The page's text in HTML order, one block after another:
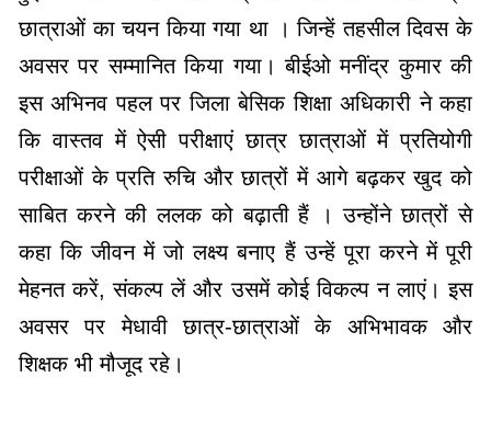
छात्राओं का चयन किया गया था । जिन्हें तहसील दिवस के
अवसर पर सम्मानित किया गया। बीईओ मनींद्र कुमार की
इस अभिनव पहल पर जिला बेसिक शिक्षा अधिकारी ने कहा
कि वास्तव में ऐसी परीक्षाएं छात्र छात्राओं में प्रतियोगी
परीक्षाओं के प्रति रुचि और छात्रों में आगे बढ़कर खुद को
साबित करने की ललक को बढ़ाती हैं । उन्होंने छात्रों से
कहा कि जीवन में जो लक्ष्य बनाए हैं उन्हें पूरा करने में पूरी
मेहनत करें, संकल्प लें और उसमें कोई विकल्प न लाएं। इस
अवसर पर मेधावी छात्र-छात्राओं के अभिभावक और
शिक्षक भी मौजूद रहे।